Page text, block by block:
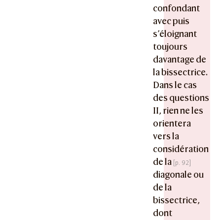
confondant
avec puis
s’éloignant
toujours
davantage de
la bissectrice.
Dans le cas
des questions
II, rien ne les
orientera
vers la
considération
de la
diagonale ou
de la
bissectrice,
dont